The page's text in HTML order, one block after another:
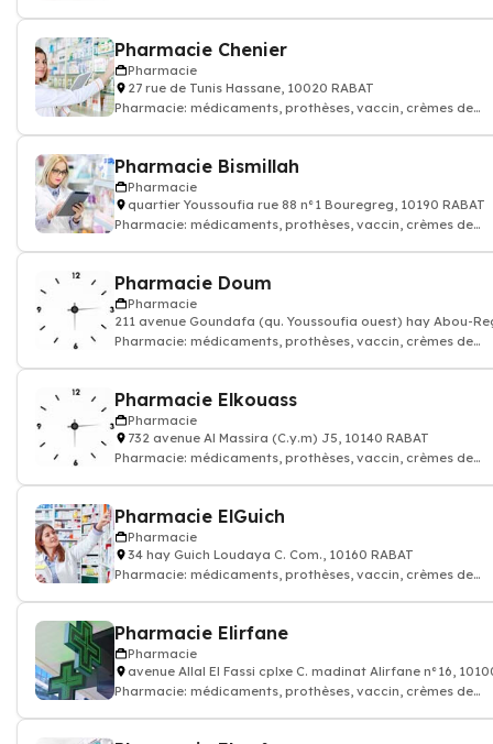
Pharmacie Chenier
Pharmacie
27 rue de Tunis Hassane, 10020 RABAT
Pharmacie: médicaments, prothèses, vaccin, crèmes de
Pharmacie Bismillah
Pharmacie
quartier Youssoufia rue 88 n°1 Bouregreg, 10190 RABAT
Pharmacie: médicaments, prothèses, vaccin, crèmes de
Pharmacie Doum
Pharmacie
211 avenue Goundafa (qu. Youssoufia ouest) hay Abou-
Pharmacie: médicaments, prothèses, vaccin, crèmes de
Pharmacie Elkouass
Pharmacie
732 avenue Al Massira (C.y.m) J5, 10140 RABAT
Pharmacie: médicaments, prothèses, vaccin, crèmes de
Pharmacie ElGuich
Pharmacie
34 hay Guich Loudaya C. Com., 10160 RABAT
Pharmacie: médicaments, prothèses, vaccin, crèmes de
Pharmacie Elirfane
Pharmacie
avenue Allal El Fassi cplxe C. madinat Alirfane n°16,
Pharmacie: médicaments, prothèses, vaccin, crèmes de